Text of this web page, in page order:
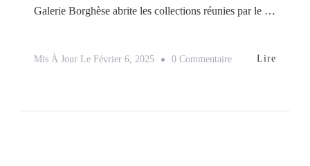
Galerie Borghèse abrite les collections réunies par le …
Mis À Jour Le Février 6, 2025 0 CommentaireSur
Lire